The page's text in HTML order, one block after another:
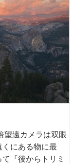
望遠カメラは双眼
にある物に最
『後からトリミ